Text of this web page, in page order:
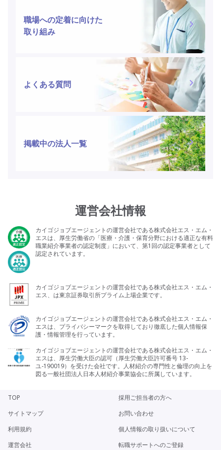
職場への定着に向けた
取り組み
よくある質問
掲載中の法人一覧
どちらに近いですか？
運営会社情報
カイゴジョブエージェントの運営会社である株式会社エス・エム・
エスは、厚生労働省の「医療・介護・保育分野における適正な有料
職業紹介事業者の認定制度」において、第1回の認定事業者として
認定されています。
カイゴジョブエージェントの運営会社である株式会社エス・エム・
エス、は東京証券取引所プライム上場企業です。
カイゴジョブエージェントの運営会社である株式会社エス・エム・
エスは、プライバシーマークを取得しており徹底した個人情報保
護・情報管理を行っています。
カイゴジョブエージェントの運営会社である株式会社エス・エム・
エスは、厚生労働大臣の認可（厚生労働大臣許可番号 13-
ユ-190019）を受けた会社です。人材紹介の専門性と倫理の向上を
図る一般社団法人日本人材紹介事業協会に所属しています。
TOP
採用ご担当者の方へ
サイトマップ
お問い合わせ
利用規約
個人情報の取り扱いについて
運営会社
転職サポートへのご登録